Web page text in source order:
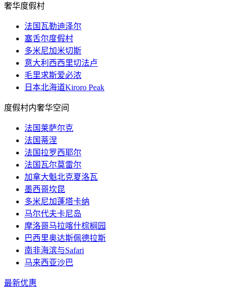
奢华度假村
法国瓦勒迪泽尔
塞舌尔度假村
多米尼加米切斯
意大利西西里切法卢
毛里求斯爱必浓
日本北海道Kiroro Peak
度假村内奢华空间
法国莱萨尔克
法国蒂涅
法国拉罗西耶尔
法国瓦尔莫雷尔
加拿大魁北克夏洛瓦
墨西哥坎昆
多米尼加蓬塔卡纳
马尔代夫卡尼岛
摩洛哥马拉喀什棕榈园
巴西里奥达斯佩德拉斯
南非海滨与Safari
马来西亚沙巴
最新优惠